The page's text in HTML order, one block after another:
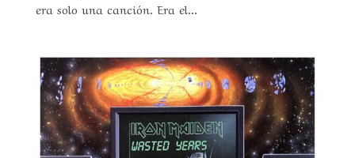
era solo una canción. Era el...